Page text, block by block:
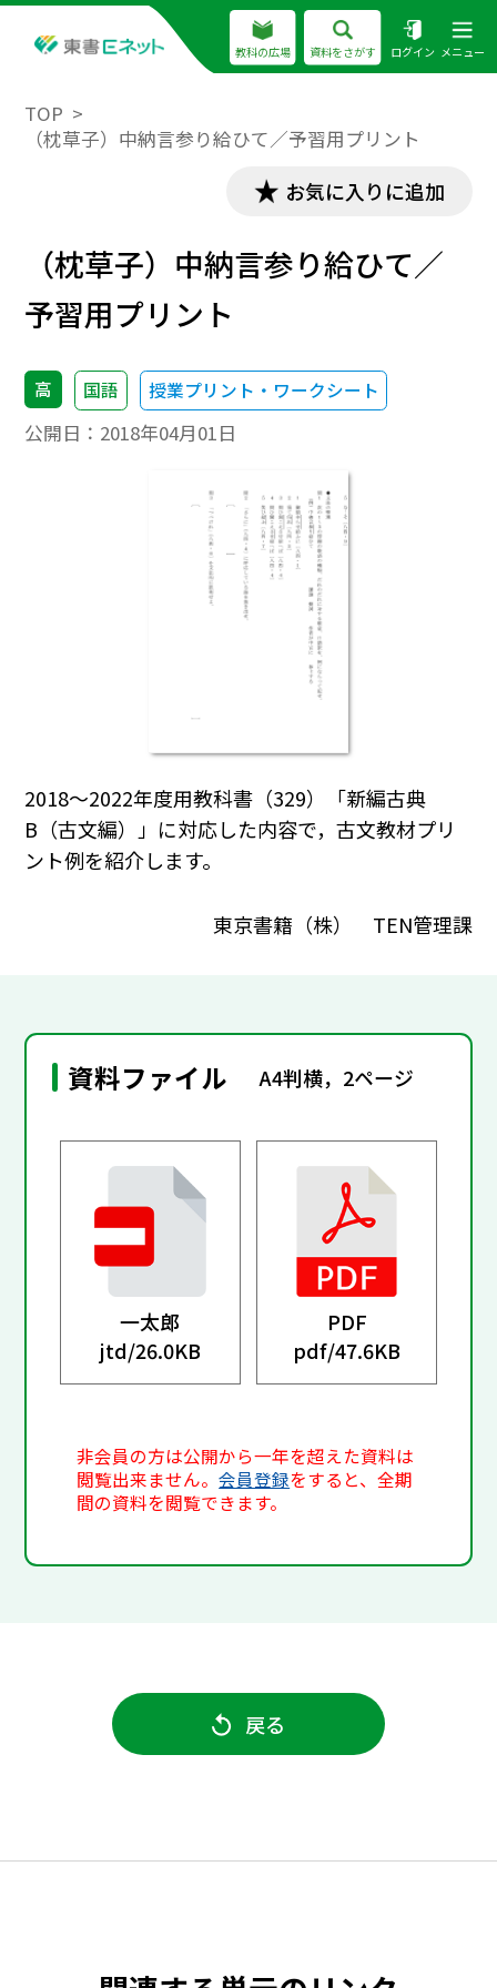
教科の広場 資料をさがす ログイン メニュー
TOP
（枕草子）中納言参り給ひて／予習用プリント
お気に入りに追加
（枕草子）中納言参り給ひて／
予習用プリント
高 国語 授業プリント・ワークシート
公開日： 2018年04月01日
2018～2022年度用教科書（329）「新編古典
B（古文編）」に対応した内容で，古文教材プリ
ント例を紹介します。
東京書籍（株） TEN管理課
資料ファイル A4判横，2ページ
一太郎
jtd/26.0KB
PDF
pdf/47.6KB
非会員の方は公開から一年を超えた資料は
閲覧出来ません。会員登録をすると、全期
間の資料を閲覧できます。
戻る